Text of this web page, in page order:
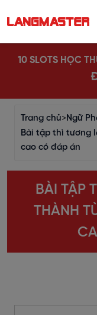
10 SLOTS HỌC
Trang chủ>Ngữ
Bài tập thì tương
cao có đáp án
BÀI TẬP
THÀNH